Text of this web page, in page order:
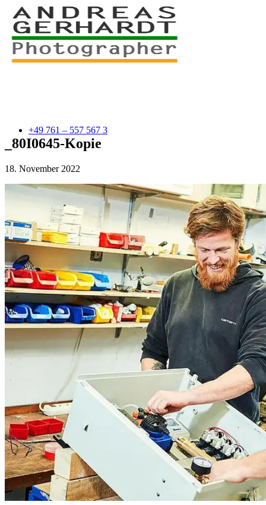
+49 761 – 557 567 3
myStory
Portfolio
People
Corporate
Sports
_80I0645-Kopie
18. November 2022